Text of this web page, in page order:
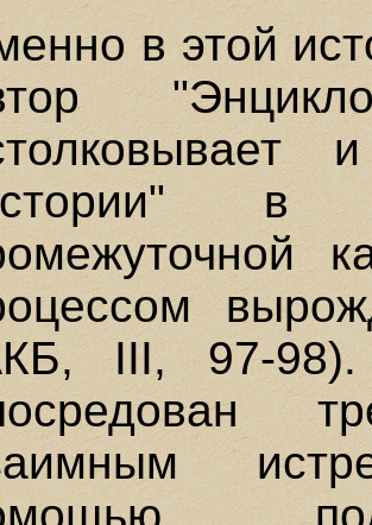
в этой
в
III, 97-98).